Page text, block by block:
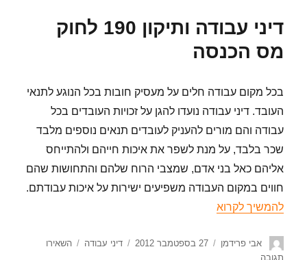
דיני עבודה ותיקון 190 לחוק
מס הכנסה
בכל מקום עבודה חלים על מעסיק חובות בכל הנוגע לתנאי
העובד. דיני עבודה נועדו להגן על זכויות העובדים בכל
עבודה והם מורים להעניק לעובדים תנאים נוספים מלבד
שכר בלבד, על מנת לשפר את איכות חייהם ולהתייחס
אליהם כאל בני אדם, שמצבי הרוח שלהם והתחושות שהם
חווים במקום העבודה משפיעים ישירות על איכות עבודתם.
להמשיך לקרוא
אבי פרידמן 27 בספטמבר 2012 דיני עבודה
השאירו
תגובה